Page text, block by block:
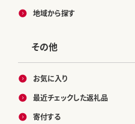
地域から探す
その他
お気に入り
最近チェックした返礼品
寄付する